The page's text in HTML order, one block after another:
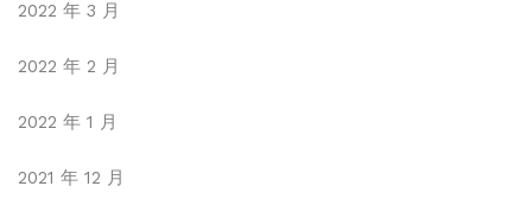
2022 年 3 月
2022 年 2 月
2022 年 1 月
2021 年 12 月